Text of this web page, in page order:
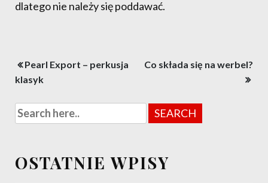
dlatego nie należy się poddawać.
Nawigacja
wpisu
Pearl Export – perkusja
klasyk
Co składa się na werbel?
OSTATNIE WPISY